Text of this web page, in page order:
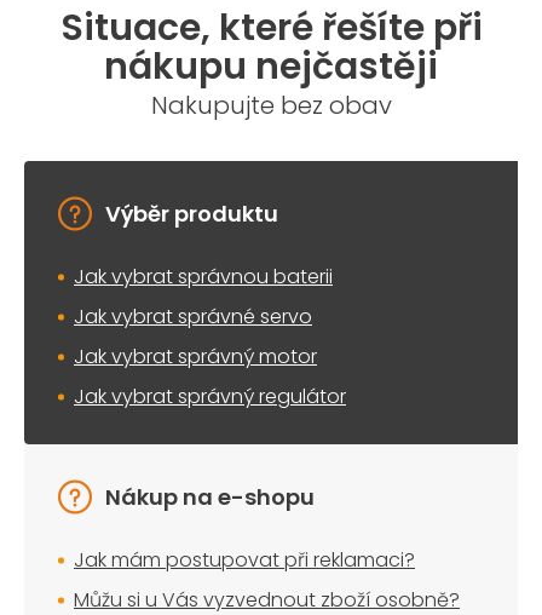
d
a
c
í
p
v
y
p
s
u
Situace, které řešíte při
nákupu nejčastěji
Nakupujte bez obav
Výběr produktu
Jak vybrat správnou baterii
Jak vybrat správné servo
Jak vybrat správný motor
Jak vybrat správný regulátor
Nákup na e-shopu
Jak mám postupovat při reklamaci?
Můžu si u Vás vyzvednout zboží osobně?